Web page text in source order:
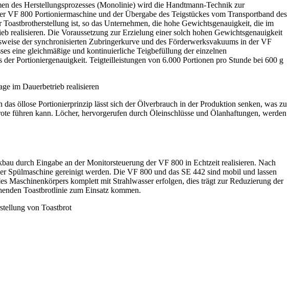
des Herstellungsprozesses (Monolinie) wird die Handtmann-Technik zur
800 Portioniermaschine und der Übergabe des Teigstückes vom Transportband des
ist, so das Unternehmen, die hohe Gewichtsgenauigkeit, die im
realisieren. Die Voraussetzung zur Erzielung einer solch hohen Gewichtsgenauigkeit
der synchronisierten Zubringerkurve und des Förderwerksvakuums in der VF
eine gleichmäßige und kontinuierliche Teigbefüllung der einzelnen
Portioniergenauigkeit. Teigteilleistungen von 6.000 Portionen pro Stunde bei 600 g
im Dauerbetrieb realisieren
öllose Portionierprinzip lässt sich der Ölverbrauch in der Produktion senken, was zu
führen kann. Löcher, hervorgerufen durch Öleinschlüsse und Ölanhaftungen, werden
durch Eingabe an der Monitorsteuerung der VF 800 in Echtzeit realisieren. Nach
Spülmaschine gereinigt werden. Die VF 800 und das SE 442 sind mobil und lassen
Maschinenkörpers komplett mit Strahlwasser erfolgen, dies trägt zur Reduzierung der
Toastbrotlinie zum Einsatz kommen.
von Toastbrot